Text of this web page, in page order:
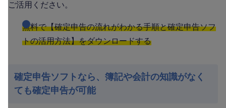
ご活用ください。
無料で【確定申告の流れがわかる手順と確定申告ソフ
トの活用方法】をダウンロードする
確定申告ソフトなら、簿記や会計の知識がなく
ても確定申告が可能